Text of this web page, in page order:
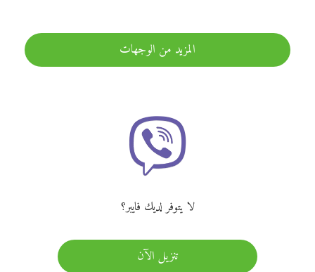
المزيد من الوجهات
لا يتوفر لديك فايبر؟
تنزيل الآن